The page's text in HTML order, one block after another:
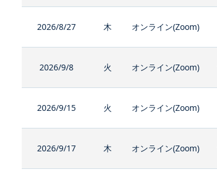
2026/8/27 木 オンライン(Zoom)
2026/9/8 火 オンライン(Zoom)
2026/9/15 火 オンライン(Zoom)
2026/9/17 木 オンライン(Zoom)